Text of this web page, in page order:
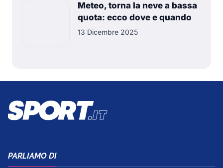
Meteo, torna la neve a bassa
quota: ecco dove e quando
13 Dicembre 2025
PARLIAMO DI